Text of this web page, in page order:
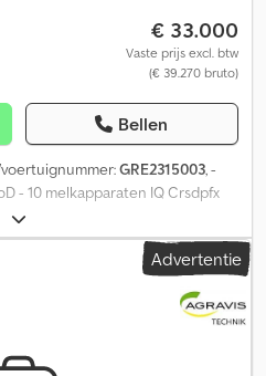
€ 33.000
Vaste prijs excl. btw
(€ 39.270 bruto)
Bellen
GRE2315003, -
- 10 melkapparaten IQ Crsdpfx
- 10 Dematron 60 met
- Afname met EasyStart -
Responders - 2 st.
Habbel-Schmidt Telefoon:
Advertentie